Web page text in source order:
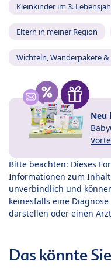
Kleinkinder im 3.
Eltern in meiner Region
Wichteln, Wanderpakete &
Neu
Bitte beachten: Dieses
Informationen zum
unverbindlich und
keinesfalls eine
darstellen oder einen
Das könnte